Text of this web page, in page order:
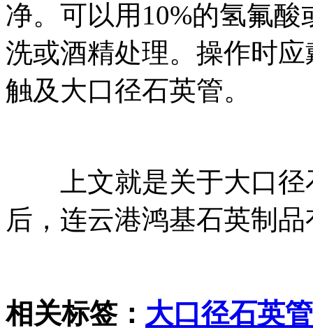
净。可以用10%的氢氟
洗或酒精处理。操作时
触及大口径石英管。
上文就是关于大口径
后，连云港鸿基石英制
相关标签： 大口径石英管